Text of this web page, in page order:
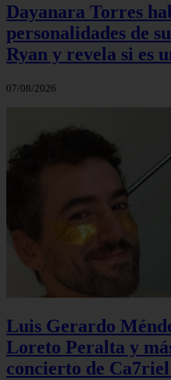
Dayanara Torres
personalidades de
Ryan y revela si es
07/08/2026
Luis Gerardo
Loreto Peralta y
concierto de